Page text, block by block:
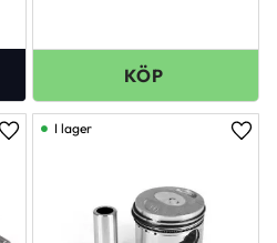
Lägg till i favoriter
I lager